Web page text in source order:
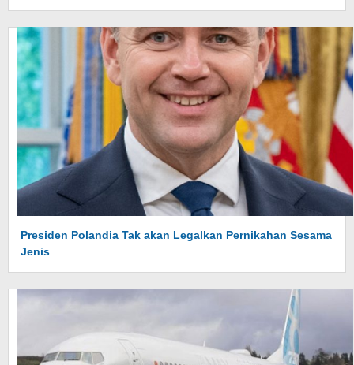
Presiden Polandia Tak akan Legalkan Pernikahan Sesama
Jenis